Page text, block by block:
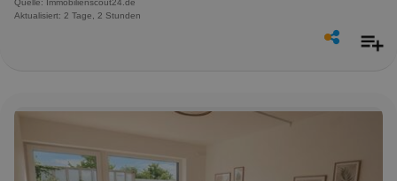
Quelle: Immobilienscout24.de
Aktualisiert: 2 Tage, 2 Stunden